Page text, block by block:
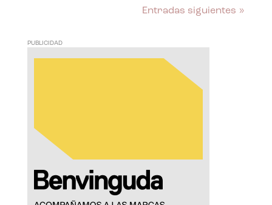
Entradas siguientes »
PUBLICIDAD